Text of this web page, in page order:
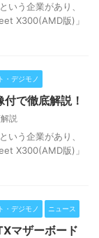
いう企業があり、
X300(AMD版)」
・デジモノ
で徹底解説！
説
いう企業があり、
X300(AMD版)」
・デジモノ ニュース
マザーボード